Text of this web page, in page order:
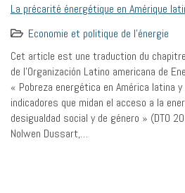
La précarité énergétique en Amérique
Economie et politique de l’énergie
Cet article est une traduction du
de l’Organización Latino americana de
« Pobreza energética en América latina
indicadores que midan el acceso a la
desigualdad social y de género » (DTO
Nolwen Dussart,…